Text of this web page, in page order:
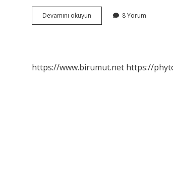
Devamını okuyun
kuramı
8 Yorum
https://www.birumut.net https://